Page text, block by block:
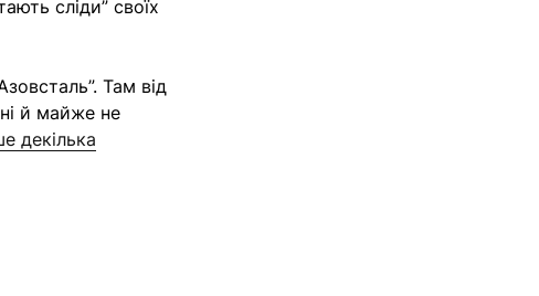
сліди” своїх
Там від
й майже не
декілька